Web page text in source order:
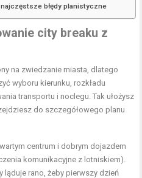
błędy planistyczne
city breaku z
na zwiedzanie miasta, dlatego
wyboru kierunku, rozkładu
transportu i noclegu. Tak ułożysz
do szczegółowego planu
centrum i dobrym dojazdem
komunikacyjne z lotniskiem).
ląduje rano, żeby pierwszy dzień